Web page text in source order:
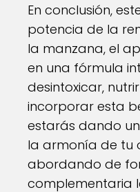
En conclusión,
potencia de la
la manzana, el
en una fórmula
desintoxicar,
incorporar esta
estarás dando
la armonía de tu
abordando de
complementaria